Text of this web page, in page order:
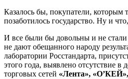
Казалось бы, покупатели, которым
позаботилось государство. Ну и
И все были бы довольны и не стали
не дают обещанного народу
лаборатории Росстандарта,
этого года, выявлено отсутствие
торговых сетей «Лента»,